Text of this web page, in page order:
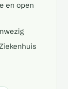
en open